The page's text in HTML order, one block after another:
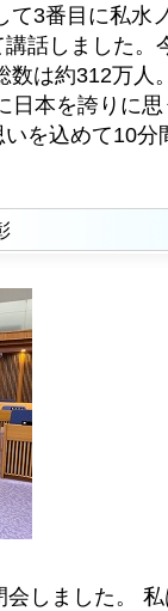
て3番目に私水
話しました。
数は約312万人
日本を誇りに
を込めて10
しました。